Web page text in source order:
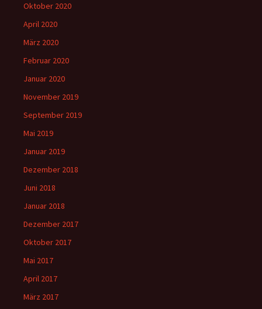
Oktober 2020
April 2020
März 2020
Februar 2020
Januar 2020
November 2019
September 2019
Mai 2019
Januar 2019
Dezember 2018
Juni 2018
Januar 2018
Dezember 2017
Oktober 2017
Mai 2017
April 2017
März 2017